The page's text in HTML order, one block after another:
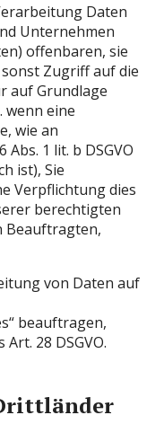
Daten
Unternehmen
offenbaren, sie
Zugriff auf die
auf Grundlage
wenn eine
wie an
1 lit. b DSGVO
ist), Sie
Verpflichtung dies
berechtigten
Beauftragten,
von Daten auf
beauftragen,
28 DSGVO.